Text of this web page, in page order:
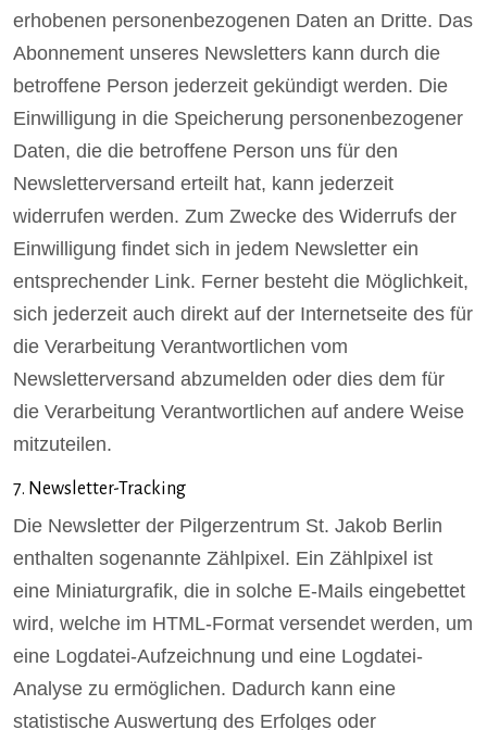
erhobenen personenbezogenen Daten an Dritte. Das
Abonnement unseres Newsletters kann durch die
betroffene Person jederzeit gekündigt werden. Die
Einwilligung in die Speicherung personenbezogener
Daten, die die betroffene Person uns für den
Newsletterversand erteilt hat, kann jederzeit
widerrufen werden. Zum Zwecke des Widerrufs der
Einwilligung findet sich in jedem Newsletter ein
entsprechender Link. Ferner besteht die Möglichkeit,
sich jederzeit auch direkt auf der Internetseite des für
die Verarbeitung Verantwortlichen vom
Newsletterversand abzumelden oder dies dem für
die Verarbeitung Verantwortlichen auf andere Weise
mitzuteilen.
7. Newsletter-Tracking
Die Newsletter der Pilgerzentrum St. Jakob Berlin
enthalten sogenannte Zählpixel. Ein Zählpixel ist
eine Miniaturgrafik, die in solche E-Mails eingebettet
wird, welche im HTML-Format versendet werden, um
eine Logdatei-Aufzeichnung und eine Logdatei-
Analyse zu ermöglichen. Dadurch kann eine
statistische Auswertung des Erfolges oder